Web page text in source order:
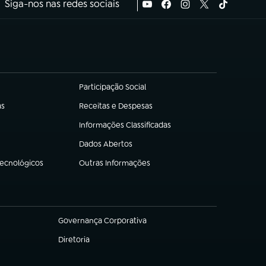
Siga-nos nas redes sociais
Participação Social
(abre em nova aba)
Receitas e Despesas
(abre em nova aba)
Informações Classificadas
(abre em nova aba)
Dados Abertos
(abre em nova aba)
Outras Informações
(abre em nova aba)
Governança Corporativa
(abre em nova aba)
Diretoria
(abre em nova aba)